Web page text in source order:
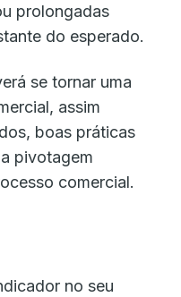
prolongadas
do esperado.
se tornar uma
assim
boas práticas
pivotagem
comercial.
no seu